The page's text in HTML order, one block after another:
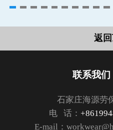
返
联系我们
石家庄海源劳
电 话：
E-mail：